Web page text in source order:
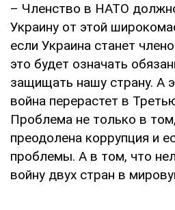
– Членство в НАТО
Украину от этой
если Украина станет
это будет означать
защищать нашу страну. А
война перерастет в
Проблема не только в
преодолена коррупция и
проблемы. А в том, что
войну двух стран в